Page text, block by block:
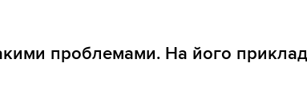
проблемами. На його